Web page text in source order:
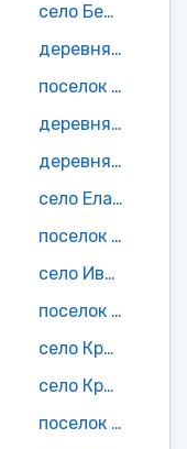
село Бельщино
деревня Битяговка
поселок Братство
деревня Волчиновка
деревня Дубасово
село Елань
поселок Заря Социализма
село Ивано-Кулики
поселок имени Максима Горького
село Красная Звезда
село Крутец
поселок Луч